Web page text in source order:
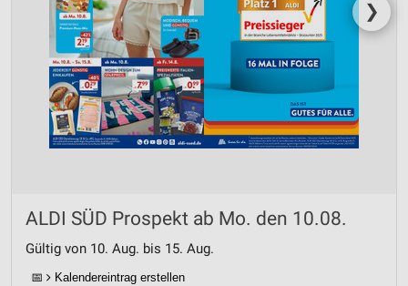
❯
ALDI SÜD Prospekt ab Mo. den 10.08.
Gültig von 10. Aug. bis 15. Aug.
📅 Kalendereintrag erstellen